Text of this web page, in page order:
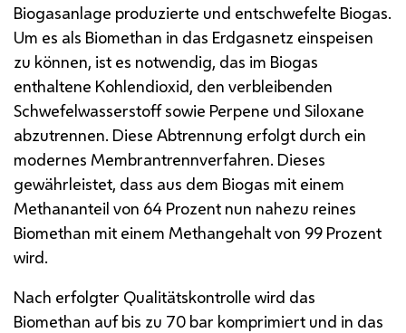
Biogasanlage produzierte und entschwefelte Biogas.
Um es als Biomethan in das Erdgasnetz einspeisen
zu können, ist es notwendig, das im Biogas
enthaltene Kohlendioxid, den verbleibenden
Schwefelwasserstoff sowie Perpene und Siloxane
abzutrennen. Diese Abtrennung erfolgt durch ein
modernes Membrantrennverfahren. Dieses
gewährleistet, dass aus dem Biogas mit einem
Methananteil von 64 Prozent nun nahezu reines
Biomethan mit einem Methangehalt von 99 Prozent
wird.
Nach erfolgter Qualitätskontrolle wird das
Biomethan auf bis zu 70 bar komprimiert und in das